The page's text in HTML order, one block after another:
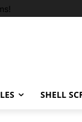
SHELL